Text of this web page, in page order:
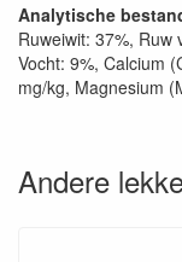
Analytische
Ruweiwit: 37%, Ruw
Vocht: 9%, Calcium
mg/kg, Magnesium
Andere